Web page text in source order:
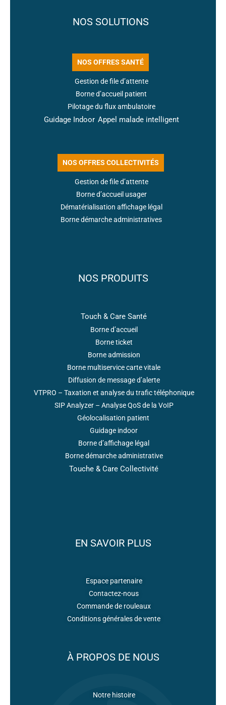
NOS SOLUTIONS
NOS OFFRES SANTÉ
Gestion de file d’attente
Borne d’accueil patient
Pilotage du flux ambulatoire
Guidage Indoor Appel malade intelligent
NOS OFFRES COLLECTIVITÉS
Gestion de file d’attente
Borne d’accueil usager
Dématérialisation affichage légal
Borne démarche administratives
NOS PRODUITS
Touch & Care Santé
Borne d’accueil
Borne ticket
Borne admission
Borne multiservice carte vitale
Diffusion de message d’alerte
VTPRO – Taxation et analyse du trafic téléphonique
SIP Analyzer – Analyse QoS de la VoIP
Géolocalisation patient
Guidage indoor
Borne d’affichage légal
Borne démarche administrative
Touche & Care Collectivité
EN SAVOIR PLUS
Espace partenaire
Contactez-nous
Commande de rouleaux
Conditions générales de vente
À PROPOS DE NOUS
Notre histoire